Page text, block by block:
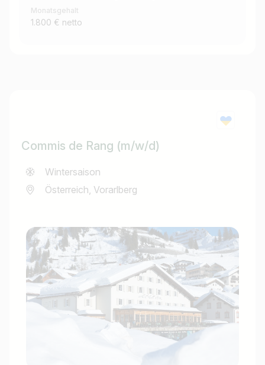
Monatsgehalt
1.800 € netto
Commis de Rang (m/w/d)
Wintersaison
Österreich, Vorarlberg